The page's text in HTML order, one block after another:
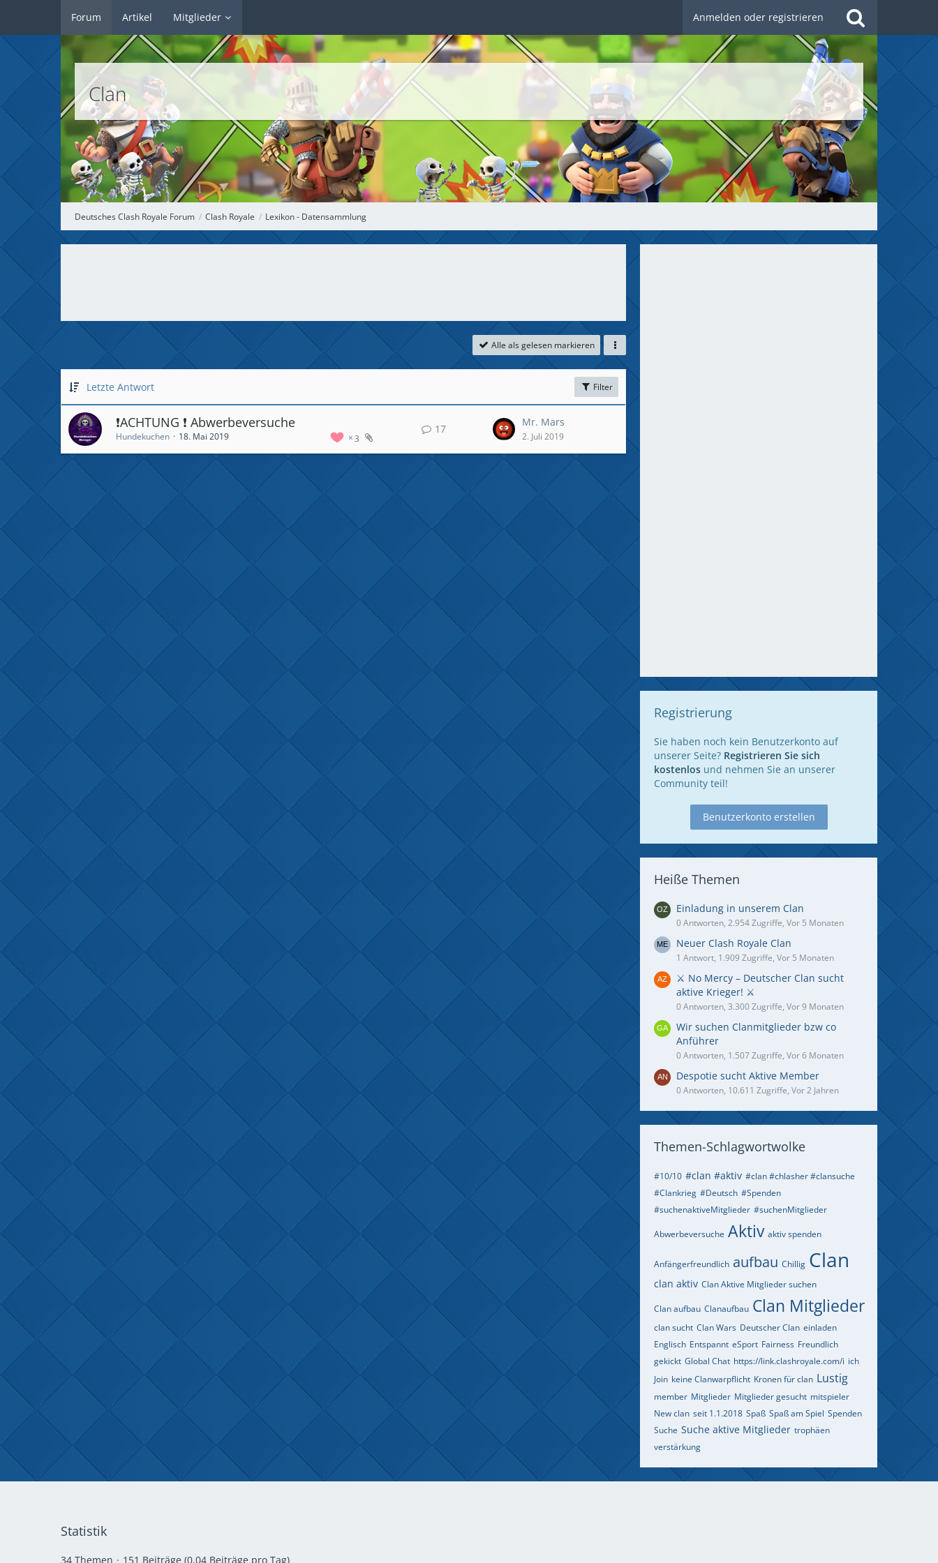
Forum Artikel Mitglieder Anmelden oder registrieren
Deutsches Clash Royale Forum Clash Royale Lexikon - Datensammlung
Clan
Alle als gelesen markieren
Letzte Antwort Filter
❗ACHTUNG ❗ Abwerbeversuche
3
Hundekuchen 18. Mai 2019
17
Mr. Mars
2. Juli 2019
Registrierung
Sie haben noch kein Benutzerkonto auf
unserer Seite? Registrieren Sie sich
kostenlos und nehmen Sie an unserer
Community teil!
Benutzerkonto erstellen
Heiße Themen
Einladung in unserem Clan
0 Antworten, 2.954 Zugriffe, Vor 5 Monaten
Neuer Clash Royale Clan
1 Antwort, 1.909 Zugriffe, Vor 5 Monaten
⚔️ No Mercy – Deutscher Clan sucht
aktive Krieger! ⚔️
0 Antworten, 3.300 Zugriffe, Vor 9 Monaten
Wir suchen Clanmitglieder bzw co
Anführer
0 Antworten, 1.507 Zugriffe, Vor 6 Monaten
Despotie sucht Aktive Member
0 Antworten, 10.611 Zugriffe, Vor 2 Jahren
Themen-Schlagwortwolke
#10/10 #clan #aktiv #clan #chlasher #clansuche
#Clankrieg #Deutsch #Spenden
#suchenaktiveMitglieder #suchenMitglieder
Abwerbeversuche Aktiv aktiv spenden
Anfängerfreundlich aufbau Chillig Clan
clan aktiv Clan Aktive Mitglieder suchen
Clan aufbau Clanaufbau Clan Mitglieder
clan sucht Clan Wars Deutscher Clan einladen
Englisch Entspannt eSport Fairness Freundlich
gekickt Global Chat https://link.clashroyale.com/i ich
Join keine Clanwarpflicht Kronen für clan Lustig
member Mitglieder Mitglieder gesucht mitspieler
New clan seit 1.1.2018 Spaß Spaß am Spiel Spenden
Suche Suche aktive Mitglieder trophäen
verstärkung
Statistik
34 Themen 151 Beiträge (0,04 Beiträge pro Tag)